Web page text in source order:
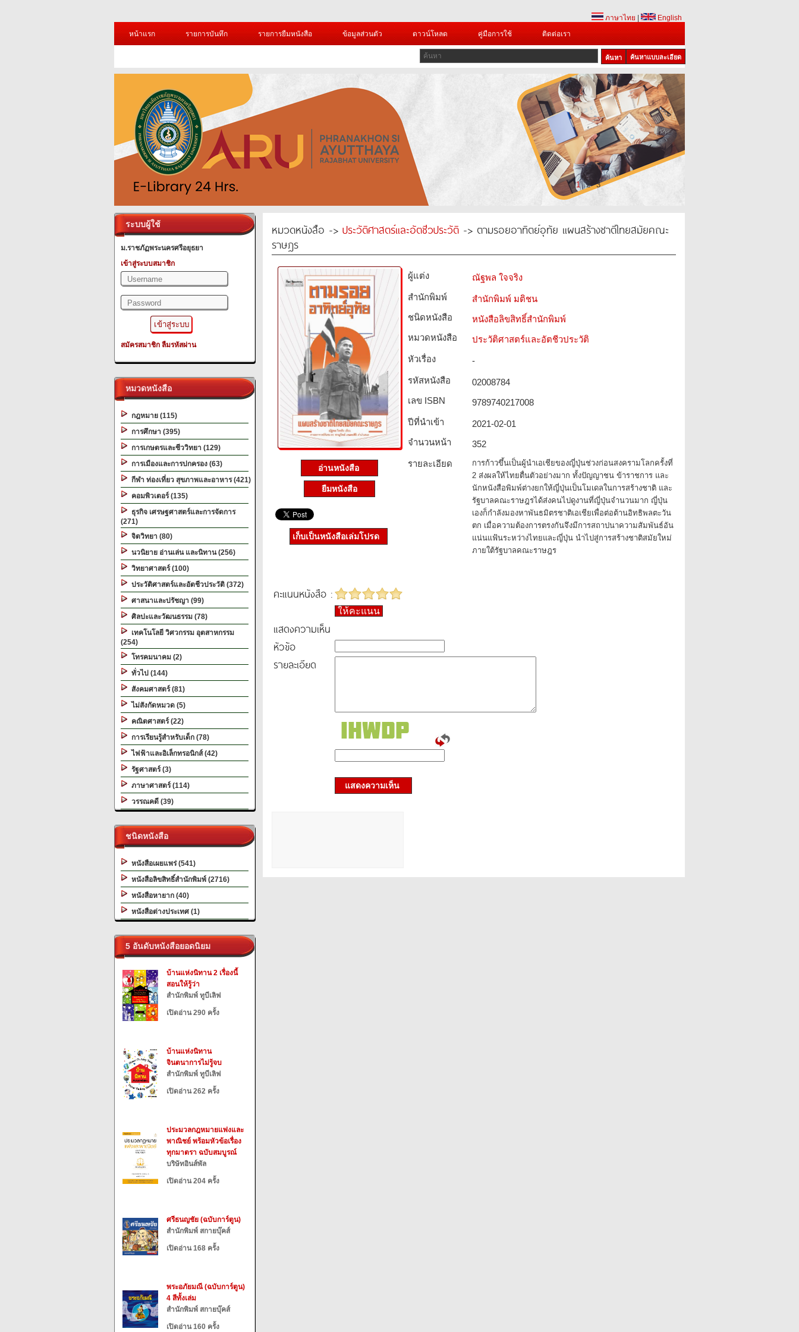
ภาษาไทย
English
หน้าแรก
รายการบันทึก รายการยืมหนังสือ ข้อมูลส่วนตัว ดาวน์โหลด คู่มือการใช้ ติดต่อเรา
ค้นหาแบบละเอียด
1 2 3
ระบบผู้ใช้
ม.ราชภัฏพระนครศรีอยุธยา
เข้าสู่ระบบสมาชิก
สมัครสมาชิก ลืมรหัสผ่าน
หมวดหนังสือ
กฎหมาย (115)
การศึกษา (395)
การเกษตรและชีววิทยา (129)
การเมืองและการปกครอง (63)
กีฬา ท่องเที่ยว สุขภาพและอาหาร (421)
คอมพิวเตอร์ (135)
ธุรกิจ เศรษฐศาสตร์และการจัดการ
(271)
จิตวิทยา (80)
นวนิยาย อ่านเล่น และนิทาน (256)
วิทยาศาสตร์ (100)
ประวัติศาสตร์และอัตชีวประวัติ (372)
ศาสนาและปรัชญา (99)
ศิลปะและวัฒนธรรม (78)
เทคโนโลยี วิศวกรรม อุตสาหกรรม
(254)
โทรคมนาคม (2)
ทั่วไป (144)
สังคมศาสตร์ (81)
ไม่สังกัดหมวด (5)
คณิตศาสตร์ (22)
การเรียนรู้สำหรับเด็ก (78)
ไฟฟ้าและอิเล็กทรอนิกส์ (42)
รัฐศาสตร์ (3)
ภาษาศาสตร์ (114)
วรรณคดี (39)
ชนิดหนังสือ
หนังสือเผยแพร่ (541)
หนังสือลิขสิทธิ์สำนักพิมพ์ (2716)
หนังสือหายาก (40)
หนังสือต่างประเทศ (1)
5 อันดับหนังสือยอดนิยม
บ้านแห่งนิทาน 2 เรื่องนี้
สอนให้รู้ว่า
สำนักพิมพ์ ทูบีเลิฟ
เปิดอ่าน 290 ครั้ง
บ้านแห่งนิทาน
จินตนาการไม่รู้จบ
สำนักพิมพ์ ทูบีเลิฟ
เปิดอ่าน 262 ครั้ง
ประมวลกฎหมายแพ่งและ
พาณิชย์ พร้อมหัวข้อเรื่อง
ทุกมาตรา ฉบับสมบูรณ์
บริษัทอินส์พัล
เปิดอ่าน 204 ครั้ง
ศรีธนญชัย (ฉบับการ์ตูน)
สำนักพิมพ์ สกายบุ๊คส์
เปิดอ่าน 168 ครั้ง
พระอภัยมณี (ฉบับการ์ตูน)
4 สีทั้งเล่ม
สำนักพิมพ์ สกายบุ๊คส์
เปิดอ่าน 160 ครั้ง
หมวดหนังสือ -> ประวัติศาสตร์และอัตชีวประวัติ -> ตามรอยอาทิตย์อุทัย แผนสร้างชาติไทยสมัยคณะ
ราษฎร
อ่านหนังสือ
ยืมหนังสือ
ผู้แต่ง
ณัฐพล ใจจริง
สำนักพิมพ์
สำนักพิมพ์ มติชน
ชนิดหนังสือ­
หนังสือลิขสิทธิ์สำนักพิมพ์
หมวดหนังสือ­
ประวัติศาสตร์และอัตชีวประวัติ
หัวเรื่อง
-
รหัสหนังสือ­
02008784
เลข ISBN
9789740217008
ปีที่นำเข้า
2021-02-01
จำนวนหน้า
352
รายละเอียด
การก้าวขึ้นเป็นผู้นำเอเชียของญี่ปุ่นช่วงก่อนสงครามโลกครั้งที่
2 ส่งผลให้ไทยตื่นตัวอย่างมาก ทั้งปัญญาชน ข้าราชการ และ
นักหนังสือพิมพ์ต่างยกให้ญี่ปุ่นเป็นโมเดลในการสร้างชาติ และ
รัฐบาลคณะราษฎรได้ส่งคนไปดูงานที่ญี่ปุ่นจำนวนมาก ญี่ปุ่น
เองก็กำลังมองหาพันธมิตรชาติเอเชียเพื่อต่อต้านอิทธิพลตะวัน
ตก เมื่อความต้องการตรงกันจึงมีการสถาปนาความสัมพันธ์อัน
แน่นแฟ้นระหว่างไทยและญี่ปุ่น นำไปสู่การสร้างชาติสมัยใหม่
ภายใต้รัฐบาลคณะราษฎร
เก็บเป็นหนังสือเล่มโปรด
คะแนนหนังสือ :
ให้คะแนน
แสดงความเห็น
หัวข้อ
รายละเอียด
แสดงความเห็น